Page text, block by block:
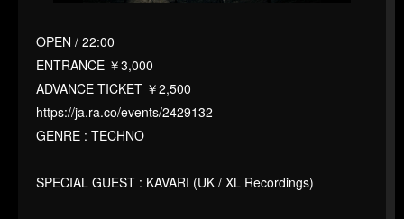
OPEN / 22:00
ENTRANCE ￥3,000
ADVANCE TICKET ￥2,500
https://ja.ra.co/events/2429132
GENRE : TECHNO
SPECIAL GUEST : KAVARI (UK / XL Recordings)